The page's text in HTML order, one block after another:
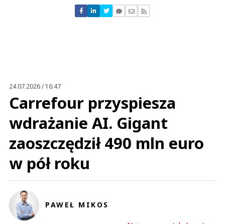
Nie znaleziono komentarzy
Zostaw swoje komentarze
24.07.2026 / 16:47
Carrefour przyspiesza
wdrażanie AI. Gigant
zaoszczędził 490 mln euro
w pół roku
PAWEŁ MIKOS